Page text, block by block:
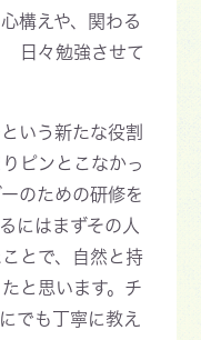
構えや、関わる
日々勉強させて
いう新たな役割
ピンとこなかっ
のための研修を
にはまずその人
とで、自然と持
と思います。チ
でも丁寧に教え